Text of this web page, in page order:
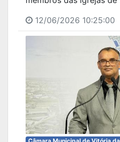
12/06/2026 10:25:00